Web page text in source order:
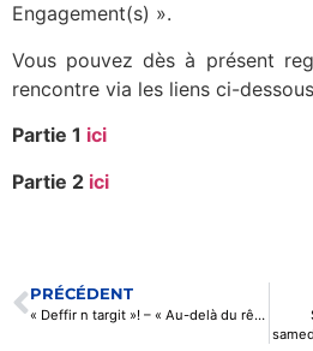
Engagement(s) ».
Vous pouvez dès à présent
rencontre via les liens ci-
Partie 1 ici
Partie 2 ici
PRÉCÉDENT
« Deffir n targit »! – « Au-delà du rêve! » le 21 juillet à 20h30